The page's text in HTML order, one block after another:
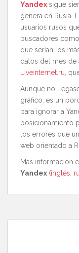
Yandex sigue
genera en Rusia.
usuarios rusos
buscadores
que serían los
datos del mes de
Liveinternet.ru ,
Aunque no
gráfico, es un
para ignorar a
posicionamiento
los errores que
web orientado a
Más información
Yandex (inglés